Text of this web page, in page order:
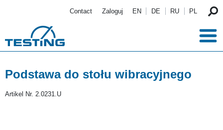
Contact Zaloguj EN DE RU PL
Podstawa do stołu wibracyjnego
Artikel Nr. 2.0231.U